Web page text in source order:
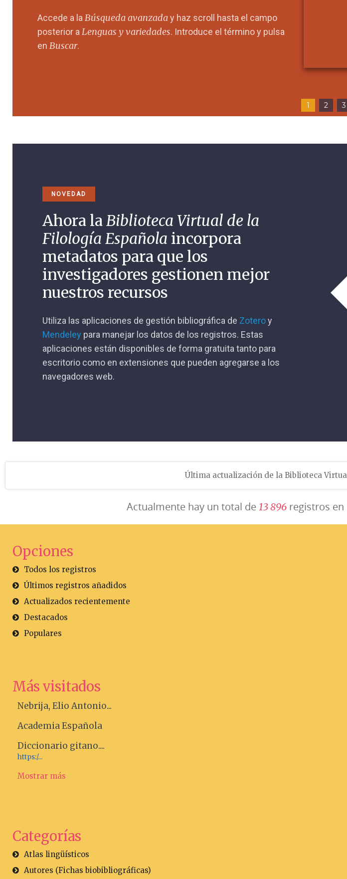
Accede a laBúsqueda avanzaday haz scroll hasta el campo
posterior aLenguas y variedades. Introduce el término y pulsa
en Buscar.
1 2 3
NOVEDAD
Ahora laBiblioteca Virtual de la
Filología Española incorpora
metadatos para que los
investigadores gestionen mejor
nuestros recursos
Utiliza las aplicaciones de gestión bibliográfica de Zoteroy
Mendeley para manejar los datos de los registros. Estas
aplicaciones están disponibles de forma gratuita tanto para
escritorio como en extensiones que pueden agregarse a los
navegadores web.
Última actualización de la Biblioteca
Actualmente hay un total de 13896registros en
Opciones
Todos los registros
Últimos registros añadidos
Actualizados recientemente
Destacados
Populares
Más visitados
Nebrija, Elio Antonio...
Academia Española
Diccionario gitano....
https:/...
Mostrar más
Categorías
Atlas lingüísticos
Autores (Fichas biobibliográficas)